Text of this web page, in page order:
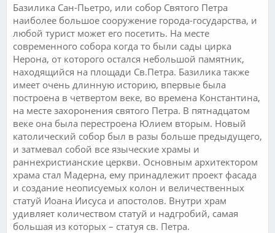
Базилика Сан-Пьетро, или собор Святого Петра
наиболее большое сооружение города-государства, и
любой турист может его посетить. На месте
современного собора когда то были сады цирка
Нерона, от которого остался небольшой памятник,
находящийся на площади Св.Петра. Базилика также
имеет очень длинную историю, впервые была
построена в четвертом веке, во времена Константина,
на месте захоронения святого Петра. В пятнадцатом
веке она была перестроена Юлием вторым. Новый
католический собор был в разы больше предыдущего,
и затмевал собой все языческие храмы и
раннехристианские церкви. Основным архитектором
храма стал Мадерна, ему принадлежит проект фасада
и создание неописуемых колон и величественных
статуй Иоана Иисуса и апостолов. Внутри храм
удивляет количеством статуй и надгробий, самая
большая из которых – статуя св. Петра.